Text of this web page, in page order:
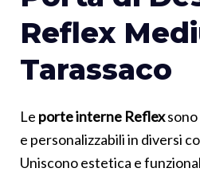
Reflex
Tarassaco
Le porte interne Reflexsono
e personalizzabili in diversi
Uniscono estetica e